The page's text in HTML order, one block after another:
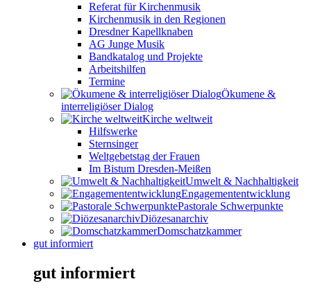
Referat für Kirchenmusik
Kirchenmusik in den Regionen
Dresdner Kapellknaben
AG Junge Musik
Bandkatalog und Projekte
Arbeitshilfen
Termine
Ökumene &
interreligiöser Dialog
Kirche weltweit
Hilfswerke
Sternsinger
Weltgebetstag der Frauen
Im Bistum Dresden-Meißen
Umwelt & Nachhaltigkeit
Engagemententwicklung
Pastorale Schwerpunkte
Diözesanarchiv
Domschatzkammer
gut informiert
gut informiert